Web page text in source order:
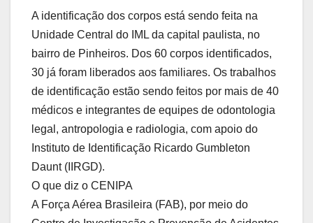
A identificação dos corpos está sendo feita na
Unidade Central do IML da capital paulista, no
bairro de Pinheiros. Dos 60 corpos identificados,
30 já foram liberados aos familiares. Os trabalhos
de identificação estão sendo feitos por mais de 40
médicos e integrantes de equipes de odontologia
legal, antropologia e radiologia, com apoio do
Instituto de Identificação Ricardo Gumbleton
Daunt (IIRGD).
O que diz o CENIPA
A Força Aérea Brasileira (FAB), por meio do